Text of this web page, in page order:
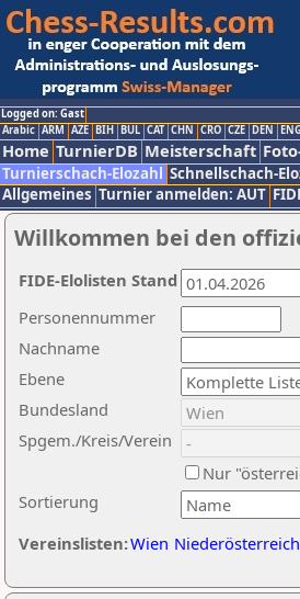
Logged on: Gast
Arabic ARM AZE BIH BUL CAT CHN CRO CZE DEN ENG
Home TurnierDB Meisterschaft
Turnierschach-Elozahl Schnellschach-
Allgemeines Turnier anmelden: AUT
Willkommen bei den
Nachname
Ebene
Sortierung
Personennummer
Bundesland
Spgem./Kreis/Verein
Nur
Vereinslisten:Wien Niederösterreich
FIDE-Elolisten Stand